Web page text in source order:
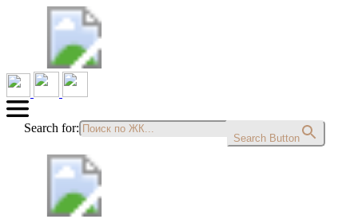
Search for:
Search Button